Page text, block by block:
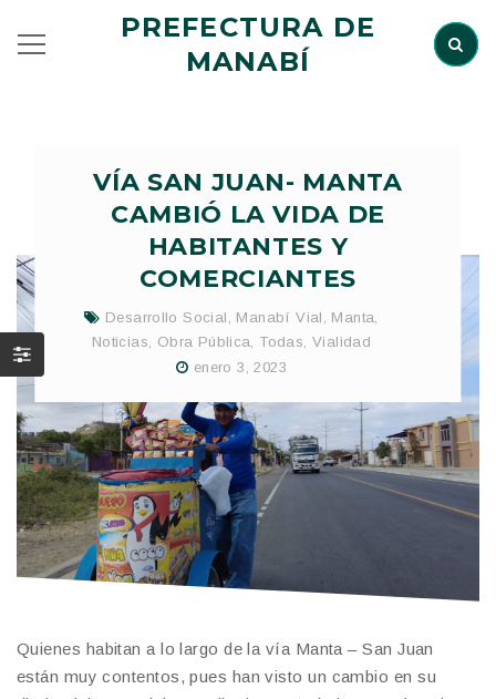
PREFECTURA DE
MANABÍ
VÍA SAN JUAN- MANTA
CAMBIÓ LA VIDA DE
HABITANTES Y
COMERCIANTES
Desarrollo Social , Manabí Vial , Manta,
Noticias, Obra Pública, Todas, Vialidad
enero 3, 2023
Quienes habitan a lo largo de la vía Manta – San Juan
están muy contentos, pues han visto un cambio en su